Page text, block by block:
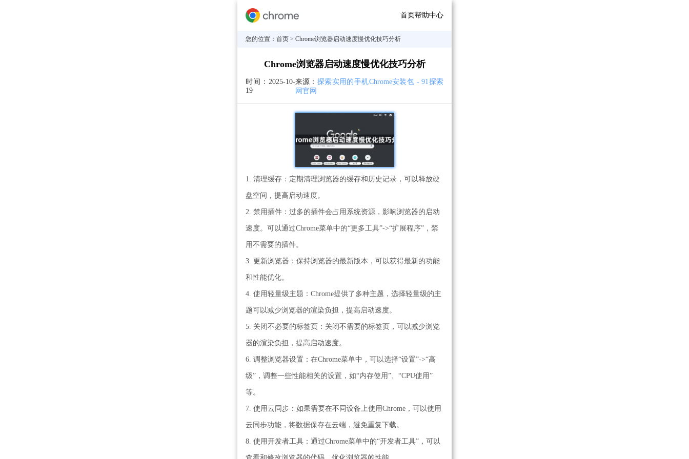
首页帮助中心
您的位置： 首页 > Chrome浏览器启动速度慢优化技巧分析
Chrome浏览器启动速度慢优化技巧分析
时间： 2025-10-
19
来源： 探索实用的手机Chrome安装包 - 91探索
网官网
1. 清理缓存：定期清理浏览器的缓存和历史记录，可以释放硬
盘空间，提高启动速度。
2. 禁用插件：过多的插件会占用系统资源，影响浏览器的启动
速度。可以通过Chrome菜单中的“更多工具”->“扩展程序”，禁
用不需要的插件。
3. 更新浏览器：保持浏览器的最新版本，可以获得最新的功能
和性能优化。
4. 使用轻量级主题：Chrome提供了多种主题，选择轻量级的主
题可以减少浏览器的渲染负担，提高启动速度。
5. 关闭不必要的标签页：关闭不需要的标签页，可以减少浏览
器的渲染负担，提高启动速度。
6. 调整浏览器设置：在Chrome菜单中，可以选择“设置”->“高
级”，调整一些性能相关的设置，如“内存使用”、“CPU使用”
等。
7. 使用云同步：如果需要在不同设备上使用Chrome，可以使用
云同步功能，将数据保存在云端，避免重复下载。
8. 使用开发者工具：通过Chrome菜单中的“开发者工具”，可以